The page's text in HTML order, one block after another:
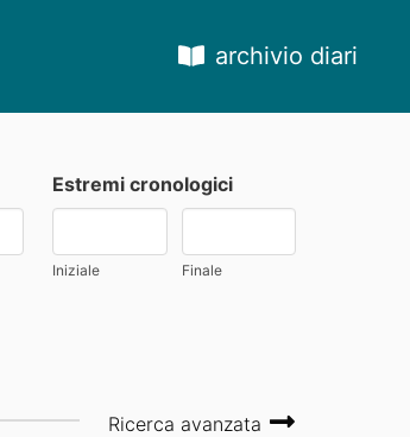
archivio diari
Estremi cronologici
Iniziale Finale
Ricerca avanzata